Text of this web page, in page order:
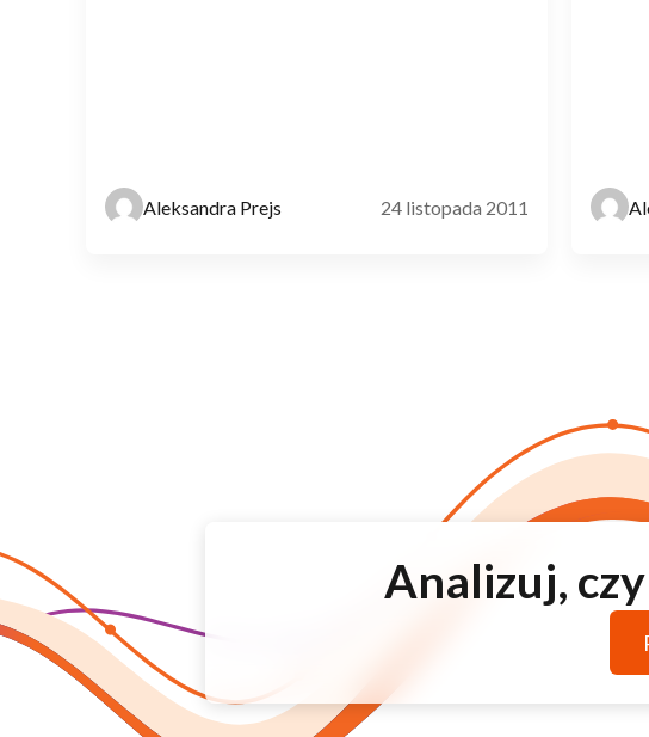
Aleksandra Prejs 24 listopada 2011
Analizuj,